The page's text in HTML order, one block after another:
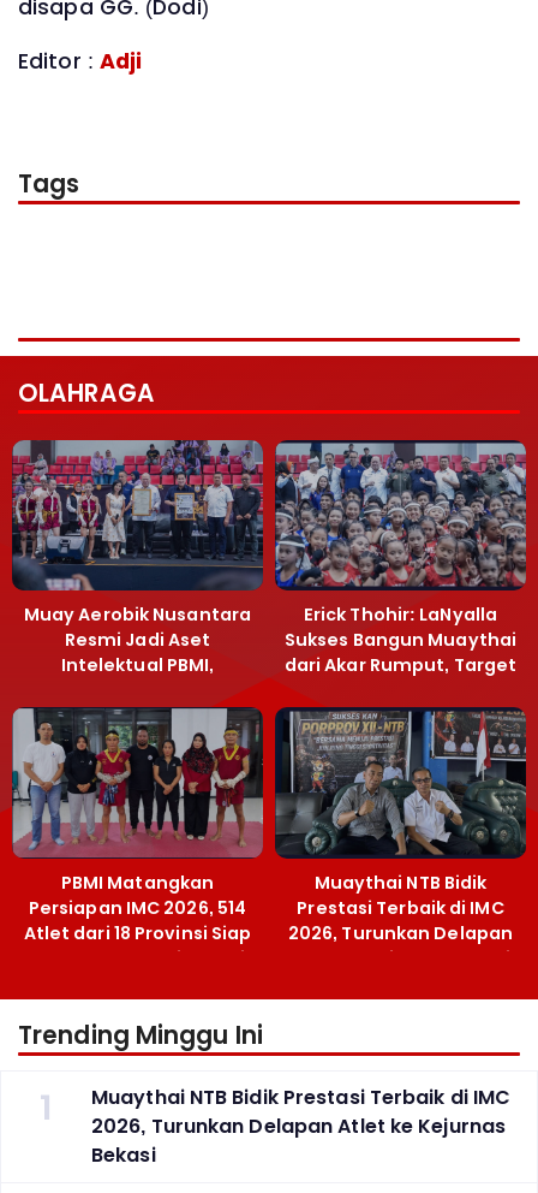
disapa GG. (Dodi)
Editor : Adji
Tags
OLAHRAGA
Muay Aerobik Nusantara
Resmi Jadi Aset
Intelektual PBMI,
Terobosan Bangun
Grassroots
Erick Thohir: LaNyalla
Sukses Bangun Muaythai
dari Akar Rumput, Target
PBMI Matangkan
Persiapan IMC 2026, 514
Atlet dari 18 Provinsi Siap
Berlaga Besok di Bekasi
Muaythai NTB Bidik
Prestasi Terbaik di IMC
2026, Turunkan Delapan
Atlet ke Kejurnas Bekasi
Trending Minggu Ini
1
Muaythai NTB Bidik Prestasi Terbaik di IMC
2026, Turunkan Delapan Atlet ke Kejurnas
Bekasi